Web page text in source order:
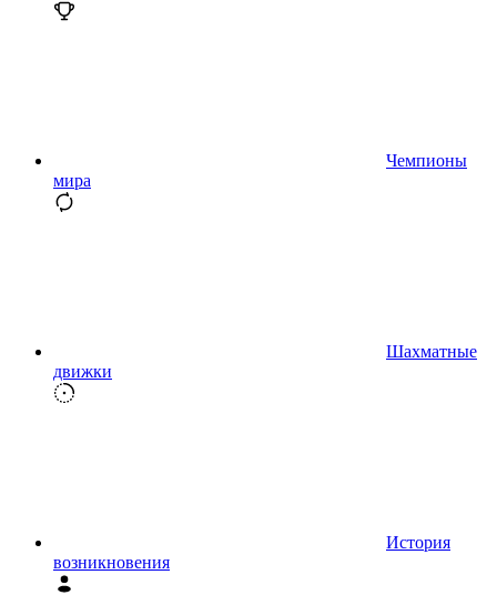
Чемпионы
мира
Шахматные
движки
История
возникновения